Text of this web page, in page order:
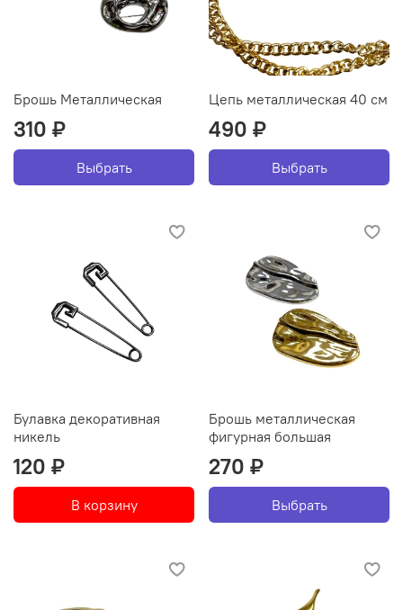
Брошь Металлическая
310 ₽
Выбрать
Цепь металлическая 40 см
490 ₽
Выбрать
Булавка декоративная
никель
120 ₽
В корзину
Брошь металлическая
фигурная большая
270 ₽
Выбрать